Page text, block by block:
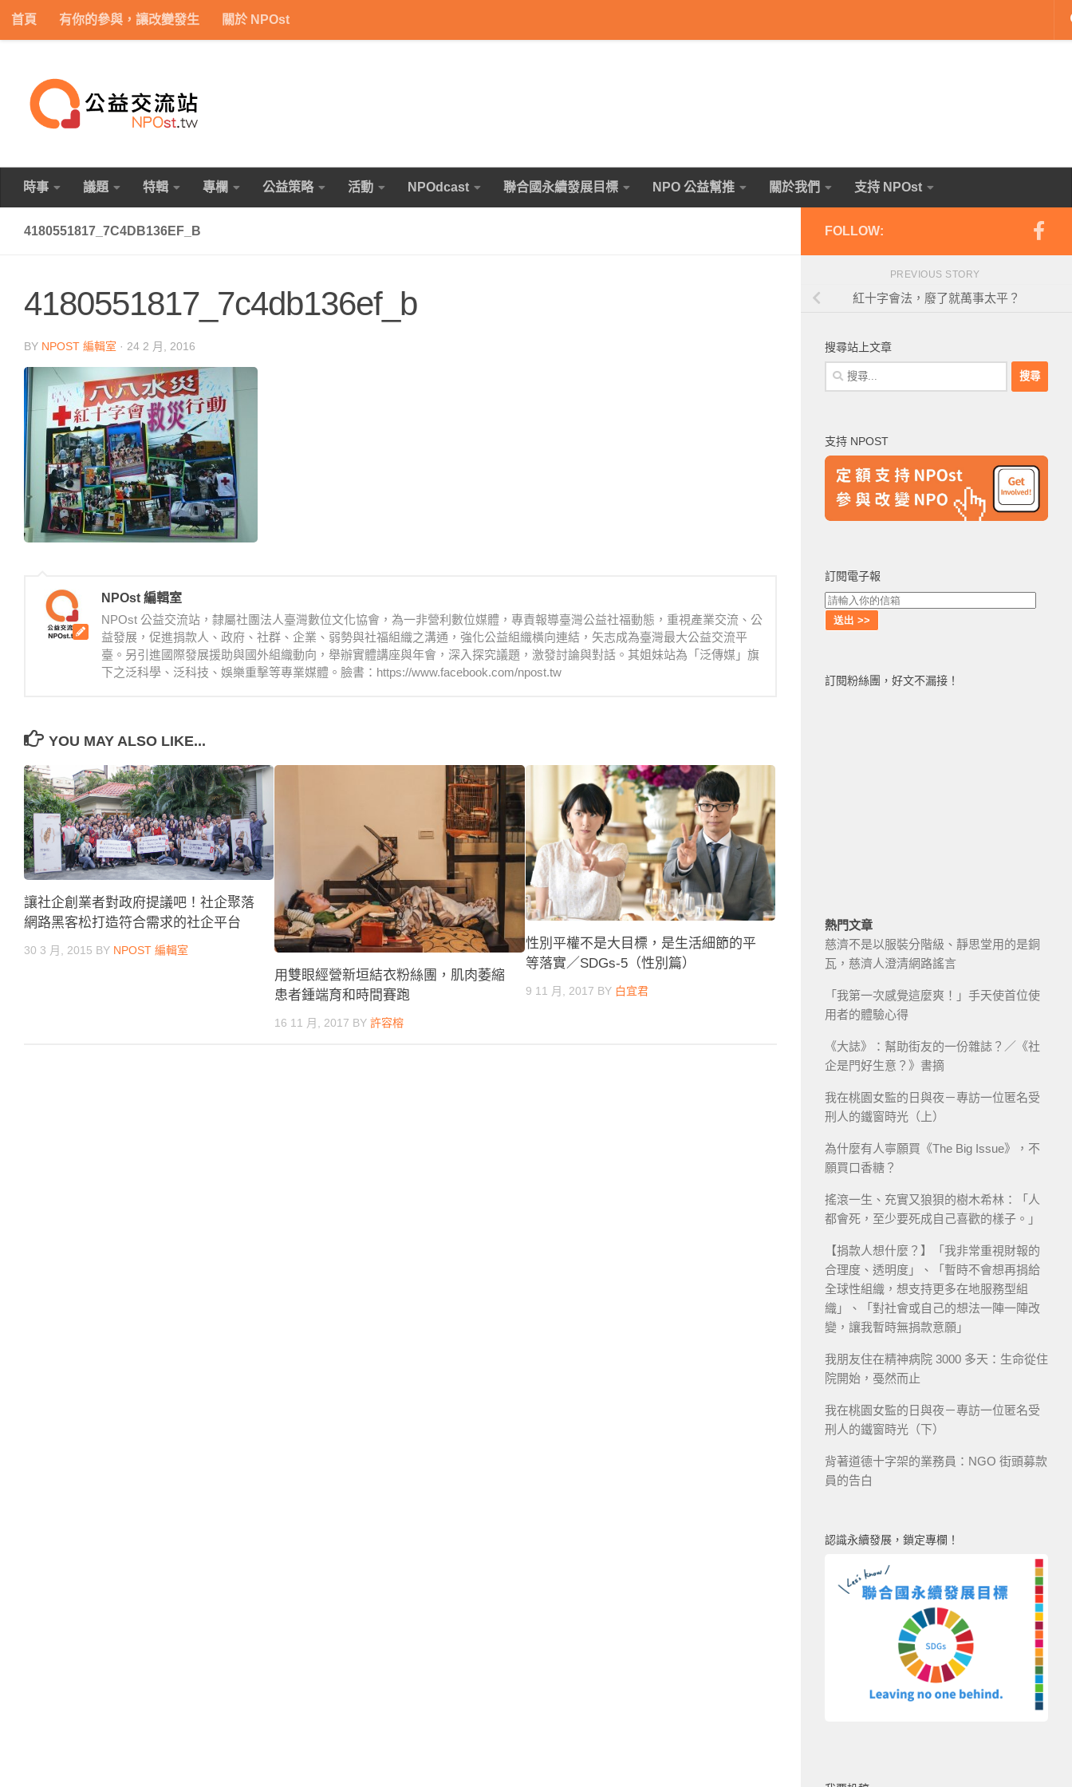
Skip to content
首頁 有你的參與，讓改變發生 關於 NPOst
時事 議題 特輯 專欄 公益策略 活動 NPOdcast 聯合國永續發展目標 NPO 公益幫推 關於我們 支持 NPOst
4180551817_7C4DB136EF_B
4180551817_7c4db136ef_b
BY NPOST 編輯室 · 24 2 月, 2016
NPOst 編輯室
NPOst 公益交流站，隸屬社團法人臺灣數位文化協會，為一非營利數位媒體，專責報導臺灣公益社福動態，重視產業交流、公
益發展，促進捐款人、政府、社群、企業、弱勢與社福組織之溝通，強化公益組織橫向連結，矢志成為臺灣最大公益交流平
臺。另引進國際發展援助與國外組織動向，舉辦實體講座與年會，深入探究議題，激發討論與對話。其姐妹站為「泛傳媒」旗
下之泛科學、泛科技、娛樂重擊等專業媒體。臉書：https://www.facebook.com/npost.tw
YOU MAY ALSO LIKE...
讓社企創業者對政府提議吧！社企聚落
網路黑客松打造符合需求的社企平台
30 3 月, 2015 BY NPOST 編輯室
用雙眼經營新垣結衣粉絲團，肌肉萎縮
患者鍾端育和時間賽跑
16 11 月, 2017 BY許容榕
性別平權不是大目標，是生活細節的平
等落實／SDGs-5（性別篇）
9 11 月, 2017 BY 白宜君
FOLLOW:
PREVIOUS STORY
紅十字會法，廢了就萬事太平？
搜尋站上文章
搜
尋
字:
支持 NPOST
訂閱電子報
訂閱粉絲團，好文不漏接！
熱門文章
慈濟不是以服裝分階級、靜思堂用的是銅
瓦，慈濟人澄清網路謠言
「我第一次感覺這麼爽！」手天使首位使
用者的體驗心得
《大誌》：幫助街友的一份雜誌？／《社
企是門好生意？》書摘
我在桃園女監的日與夜－專訪一位匿名受
刑人的鐵窗時光（上）
為什麼有人寧願買《The Big Issue》，不
願買口香糖？
搖滾一生、充實又狼狽的樹木希林：「人
都會死，至少要死成自己喜歡的樣子。」
【捐款人想什麼？】「我非常重視財報的
合理度、透明度」、「暫時不會想再捐給
全球性組織，想支持更多在地服務型組
織」、「對社會或自己的想法一陣一陣改
變，讓我暫時無捐款意願」
我朋友住在精神病院 3000 多天：生命從住
院開始，戞然而止
我在桃園女監的日與夜－專訪一位匿名受
刑人的鐵窗時光（下）
背著道德十字架的業務員：NGO 街頭募款
員的告白
認識永續發展，鎖定專欄！